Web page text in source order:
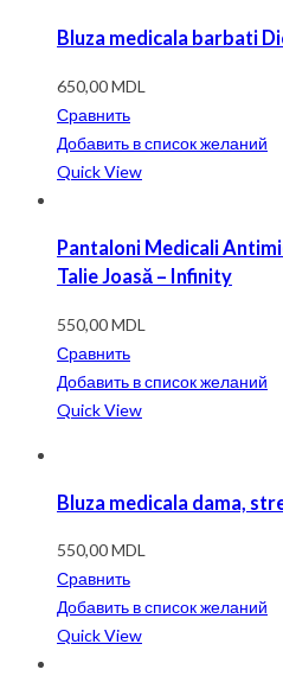
Bluza medicala barbati
650,00MDL
Сравнить
Добавить в список желаний
Quick View
Pantaloni Medicali
Talie Joasă – Infinity
550,00MDL
Сравнить
Добавить в список желаний
Quick View
Bluza medicala dama,
550,00MDL
Сравнить
Добавить в список желаний
Quick View